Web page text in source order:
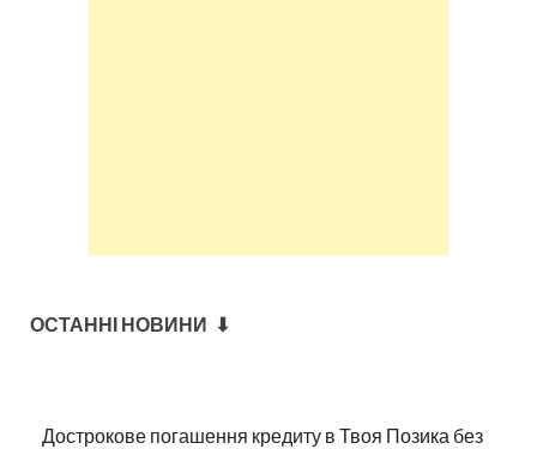
ОСТАННІ НОВИНИ ⬇
Дострокове погашення кредиту в Твоя Позика без